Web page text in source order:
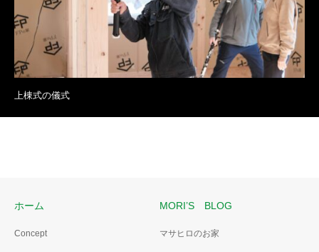
上棟式の儀式
ホーム
Concept
MORI’S BLOG
マサヒロのお家